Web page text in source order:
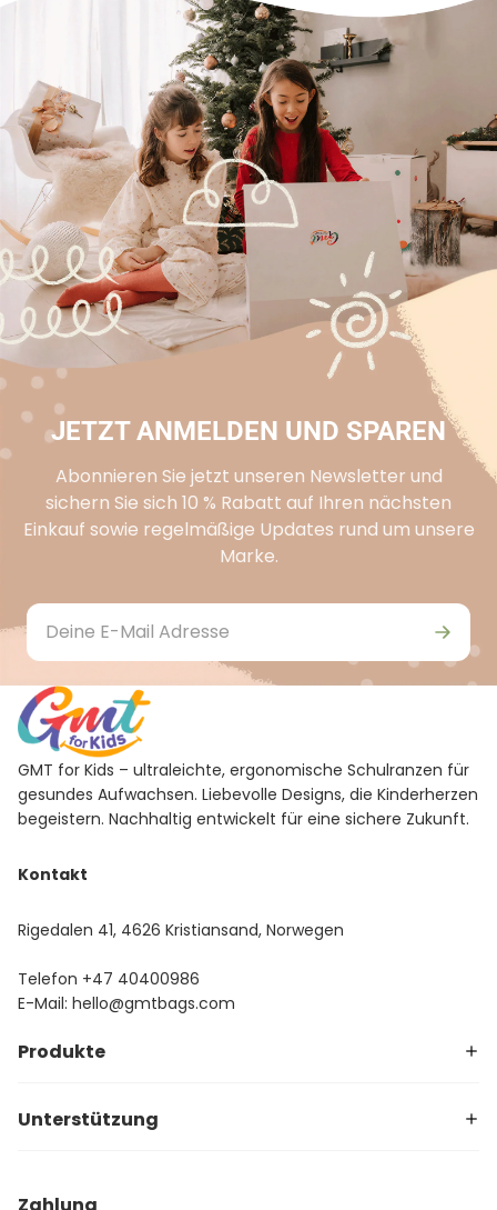
JETZT ANMELDEN UND SPAREN
Abonnieren Sie jetzt unseren Newsletter und
sichern Sie sich 10 % Rabatt auf Ihren nächsten
Einkauf sowie regelmäßige Updates rund um unsere
Marke.
GMT for Kids – ultraleichte, ergonomische Schulranzen für
gesundes Aufwachsen. Liebevolle Designs, die Kinderherzen
begeistern. Nachhaltig entwickelt für eine sichere Zukunft.
Kontakt
Rigedalen 41, 4626 Kristiansand, Norwegen
Telefon +47 40400986
E-Mail: hello@gmtbags.com
Produkte
Unterstützung